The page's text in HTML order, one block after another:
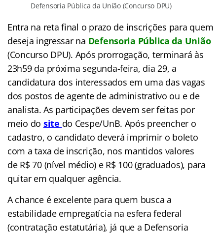
Defensoria Pública da União (Concurso DPU)
Entra na reta final o prazo de inscrições para quem
deseja ingressar na Defensoria Pública da União
(Concurso DPU). Após prorrogação, terminará às
23h59 da próxima segunda-feira, dia 29, a
candidatura dos interessados em uma das vagas
dos postos de agente de administrativo ou e de
analista. As participações devem ser feitas por
meio do site do Cespe/UnB. Após preencher o
cadastro, o candidato deverá imprimir o boleto
com a taxa de inscrição, nos mantidos valores
de R$ 70 (nível médio) e R$ 100 (graduados), para
quitar em qualquer agência.
A chance é excelente para quem busca a
estabilidade empregatícia na esfera federal
(contratação estatutária), já que a Defensoria